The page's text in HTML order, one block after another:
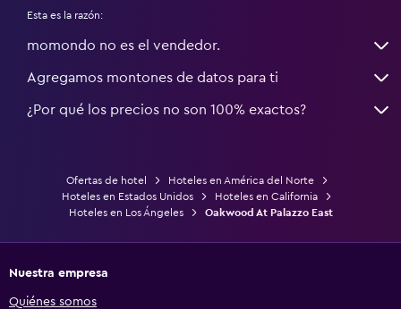
Esta es la razón:
momondo no es el vendedor.
Agregamos montones de datos para ti
¿Por qué los precios no son 100% exactos?
Ofertas de hotel
Hoteles en América del Norte
Hoteles en Estados Unidos
Hoteles en California
Hoteles en Los Ángeles
Oakwood At Palazzo East
Nuestra empresa
Quiénes somos